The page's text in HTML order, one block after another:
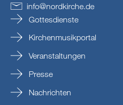
info@nordkirche.de
Gottesdienste
Kirchenmusikportal
Veranstaltungen
Presse
Nachrichten